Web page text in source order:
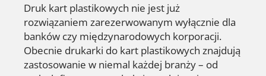
Druk kart plastikowych nie jest już
rozwiązaniem zarezerwowanym wyłącznie dla
banków czy międzynarodowych korporacji.
Obecnie drukarki do kart plastikowych znajdują
zastosowanie w niemal każdej branży – od